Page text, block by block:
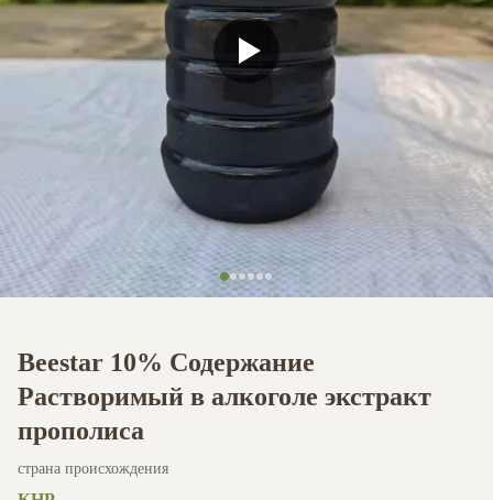
Beestar 10% Содержание
Растворимый в алкоголе экстракт
прополиса
страна происхождения